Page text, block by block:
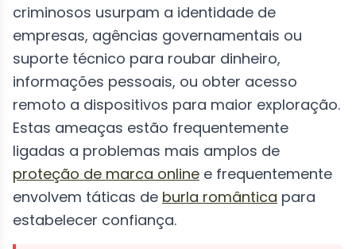
criminosos usurpam a identidade de
empresas, agências governamentais ou
suporte técnico para roubar dinheiro,
informações pessoais, ou obter acesso
remoto a dispositivos para maior exploração.
Estas ameaças estão frequentemente
ligadas a problemas mais amplos de
proteção de marca online e frequentemente
envolvem táticas de burla romântica para
estabelecer confiança.